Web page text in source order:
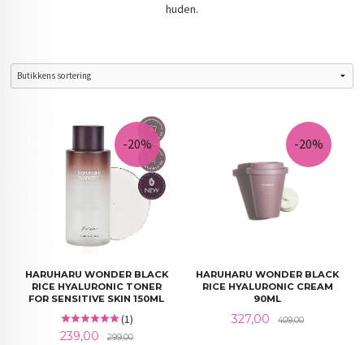
huden.
HARUHARU WONDER BLACK
RICE HYALURONIC TONER
FOR SENSITIVE SKIN 150ML
(1)
Tilbud
239,00 299,00Rabatt
-20%
HARUHARU WONDER BLACK
RICE HYALURONIC CREAM
90ML
Tilbud
327,00 409,00Rabatt
-20%